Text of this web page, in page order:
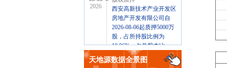
2026
西安高新技术产业开发区
房地产开发有限公司自
2026-08-06起质押5000万
股，占所持股比例为
10.06%，占总股本比
5.79%，累计质押2.47亿
股，占所持股比例为
天地源数据全景图